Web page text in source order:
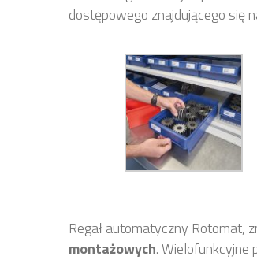
dostępowego znajdującego się
Regał automatyczny Rotomat,
montażowych. Wielofunkcyjne